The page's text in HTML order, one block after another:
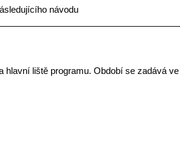
návodu
hlavní liště programu. Období se zadává